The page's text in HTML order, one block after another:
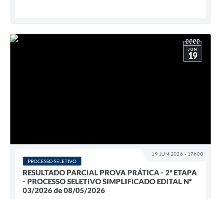
19 JUN 2026 - 17h00
JUN
19
PROCESSO SELETIVO
RESULTADO PARCIAL PROVA PRÁTICA - 2ª ETAPA
- PROCESSO SELETIVO SIMPLIFICADO EDITAL Nº
03/2026 de 08/05/2026